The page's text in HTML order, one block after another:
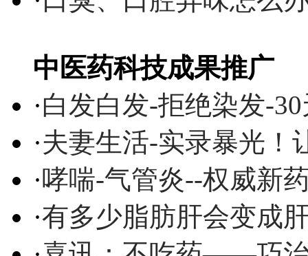
中医药科技成果推广
·白发白发-拒绝染发-
·夫妻生活-实录暴光！
·哮喘-气管炎--权威新
·有多少脂肪肝会变成